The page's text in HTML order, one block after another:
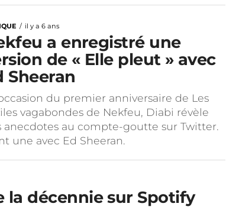
il y a 6 ans
a enregistré une
de « Elle pleut » avec
Sheeran
du premier anniversaire de Les
vagabondes de Nekfeu, Diabi révèle
anecdotes au compte-goutte sur Twitter.
une avec Ed Sheeran.
la décennie sur Spotify